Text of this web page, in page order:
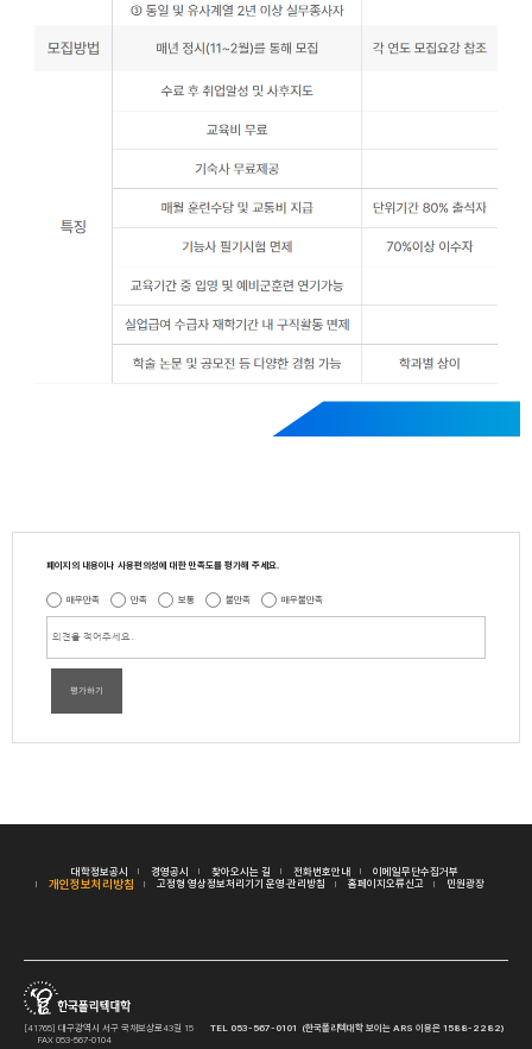
페이지의 내용이나 사용편의성에 대한 만족도를 평가해 주세요.
매우만족 만족 보통 불만족 매우불만족
평가하기
대학정보공시 경영공시 찾아오시는 길 전화번호안내 이메일무단수집거부
개인정보처리방침 고정형 영상정보처리기기 운영·관리방침 홈페이지오류신고 민원광장
[41765] 대구광역시 서구 국채보상로43길 15 TEL 053-567-0101 (한국폴리텍대학 보이는 ARS 이용은 1588-2282)
FAX 053-567-0104